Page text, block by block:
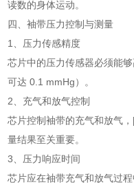
读数的身体运动。
四、袖带压力控制与测量
1、压力传感精度
芯片中的压力传感器必须能
可达 0.1 mmHg）。
2、充气和放气控制
芯片控制袖带的充气和放气
量结果至关重要。
3、压力响应时间
芯片应在袖带充气和放气过